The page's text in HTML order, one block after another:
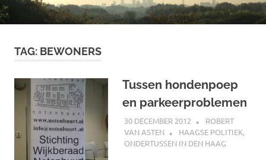
inhoud
TAG: BEWONERS
Tussen hondenpoep
en parkeerproblemen
30 DECEMBER 2012
ROBERT
VAN ASTEN
HAAGSE POLITIEK,
ONDERTUSSEN IN DEN HAAG